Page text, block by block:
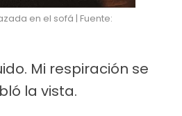
en el sofá | Fuente:
Mi respiración se
la vista.